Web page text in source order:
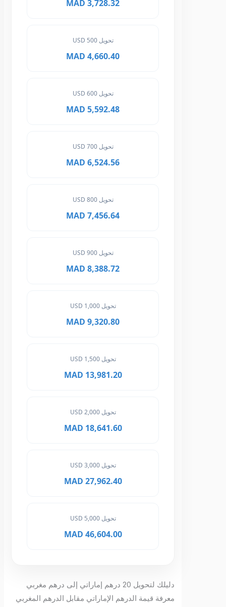
3,728.32 MAD
تحويل 500 USD
4,660.40 MAD
تحويل 600 USD
5,592.48 MAD
تحويل 700 USD
6,524.56 MAD
تحويل 800 USD
7,456.64 MAD
تحويل 900 USD
8,388.72 MAD
تحويل 1,000 USD
9,320.80 MAD
تحويل 1,500 USD
13,981.20 MAD
تحويل 2,000 USD
18,641.60 MAD
تحويل 3,000 USD
27,962.40 MAD
تحويل 5,000 USD
46,604.00 MAD
دليلك لتحويل 20 درهم إماراتي إلى درهم مغربي
معرفة قيمة الدرهم الإماراتي مقابل الدرهم المغربي